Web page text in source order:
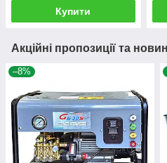
Купити
Акційні пропозиції та
–8%